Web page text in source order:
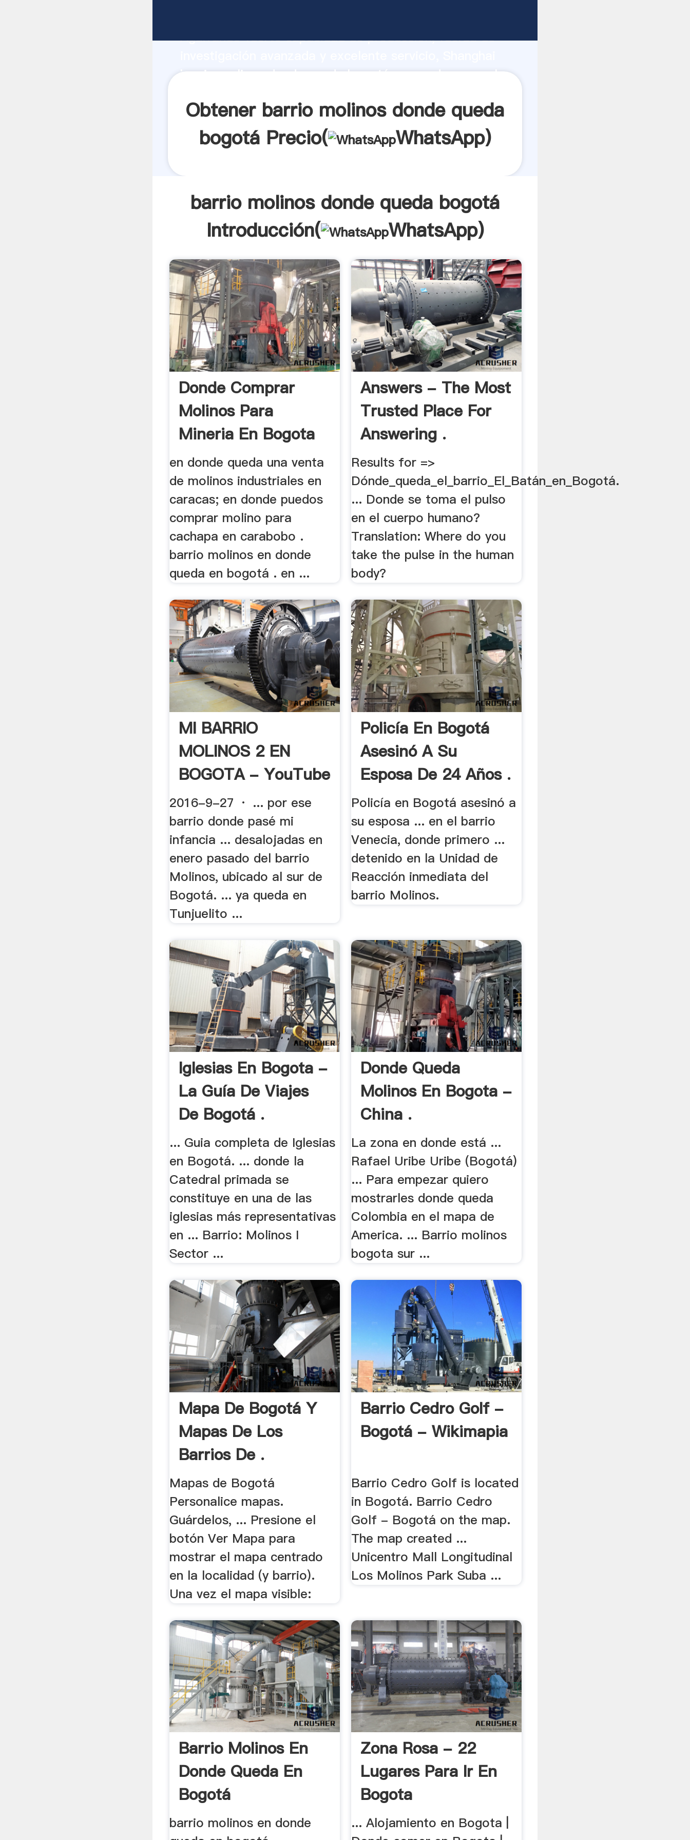
Agarrando fuerte capacidad de producción, fuerza de
barrio molinos donde queda bogotá proveedor crea el
Obtener barrio molinos donde queda
bogotá Precio(
WhatsApp)
barrio molinos donde queda bogotá
Introducción(
WhatsApp)
Donde Comprar
Molinos Para
Mineria En Bogota
en donde queda una venta
de molinos industriales en
caracas; en donde puedos
comprar molino para
cachapa en carabobo .
barrio molinos en donde
queda en bogotá . en ...
Answers - The Most
Trusted Place For
Answering .
Results for =>
Dónde_queda_el_barrio_El_Batán_en_Bogotá.
... Donde se toma el pulso
en el cuerpo humano?
Translation: Where do you
take the pulse in the human
body?
MI BARRIO
MOLINOS 2 EN
BOGOTA - YouTube
2016-9-27 · ... por ese
barrio donde pasé mi
infancia ... desalojadas en
enero pasado del barrio
Molinos, ubicado al sur de
Bogotá. ... ya queda en
Tunjuelito ...
Policía En Bogotá
Asesinó A Su
Esposa De 24 Años .
Policía en Bogotá asesinó a
su esposa ... en el barrio
Venecia, donde primero ...
detenido en la Unidad de
Reacción inmediata del
barrio Molinos.
Iglesias En Bogota -
La Guía De Viajes
De Bogotá .
... Guia completa de Iglesias
en Bogotá. ... donde la
Catedral primada se
constituye en una de las
iglesias más representativas
en ... Barrio: Molinos I
Sector ...
Donde Queda
Molinos En Bogota -
China .
La zona en donde está ...
Rafael Uribe Uribe (Bogotá)
... Para empezar quiero
mostrarles donde queda
Colombia en el mapa de
America. ... Barrio molinos
bogota sur ...
Mapa De Bogotá Y
Mapas De Los
Barrios De .
Mapas de Bogotá
Personalice mapas.
Guárdelos, ... Presione el
botón Ver Mapa para
mostrar el mapa centrado
en la localidad (y barrio).
Una vez el mapa visible:
Barrio Cedro Golf -
Bogotá - Wikimapia
Barrio Cedro Golf is located
in Bogotá. Barrio Cedro
Golf - Bogotá on the map.
The map created ...
Unicentro Mall Longitudinal
Los Molinos Park Suba ...
Barrio Molinos En
Donde Queda En
Bogotá
barrio molinos en donde
Zona Rosa - 22
Lugares Para Ir En
Bogota
... Alojamiento en Bogota |